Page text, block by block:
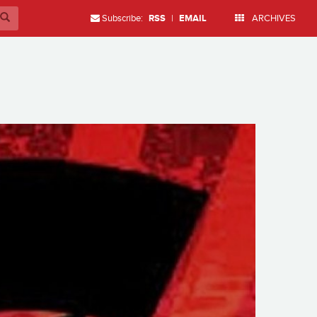
Subscribe: RSS | EMAIL ARCHIVES